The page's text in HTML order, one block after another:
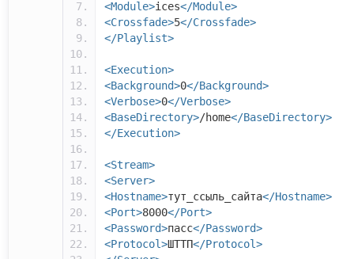
<Module>ices</Module>
<Crossfade>5</Crossfade>
</Playlist>
<Execution>
<Background>0</Background>
<Verbose>0</Verbose>
<BaseDirectory>/home</BaseDirectory>
</Execution>
<Stream>
<Server>
<Hostname>тут_ссыль_сайта</Hostname>
<Port>8000</Port>
<Password>пасс</Password>
<Protocol>ШТТП</Protocol>